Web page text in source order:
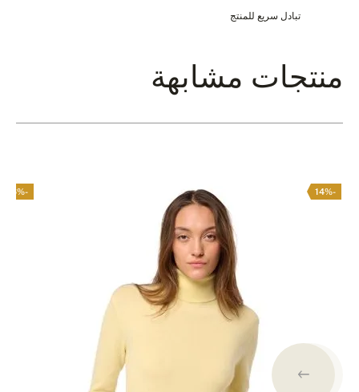
تبادل سريع للمنتج
منتجات مشابهة
-14%
-16%